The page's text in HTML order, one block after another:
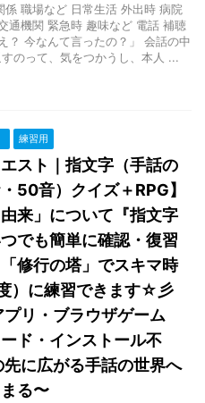
係 職場など 日常生活 外出時 病院
通機関 緊急時 趣味など 電話 補聴
？ 今なんて言ったの？」 会話の中
のって、気をつかうし、本人 ...
練習用
エスト｜指文字（手話の
50音）クイズ＋RPG】
由来」について『指文字
でも簡単に確認・復習
修行の塔」でスキマ時
）に練習できます☆彡
リ・ブラウザゲーム
ード・インストール不
先に広がる手話の世界へ
る〜